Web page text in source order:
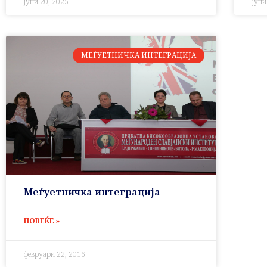
МЕЃУЕТНИЧКА ИНТЕГРАЦИЈА
Меѓуетничка интеграција
ПОВЕЌЕ »
февруари 22, 2016